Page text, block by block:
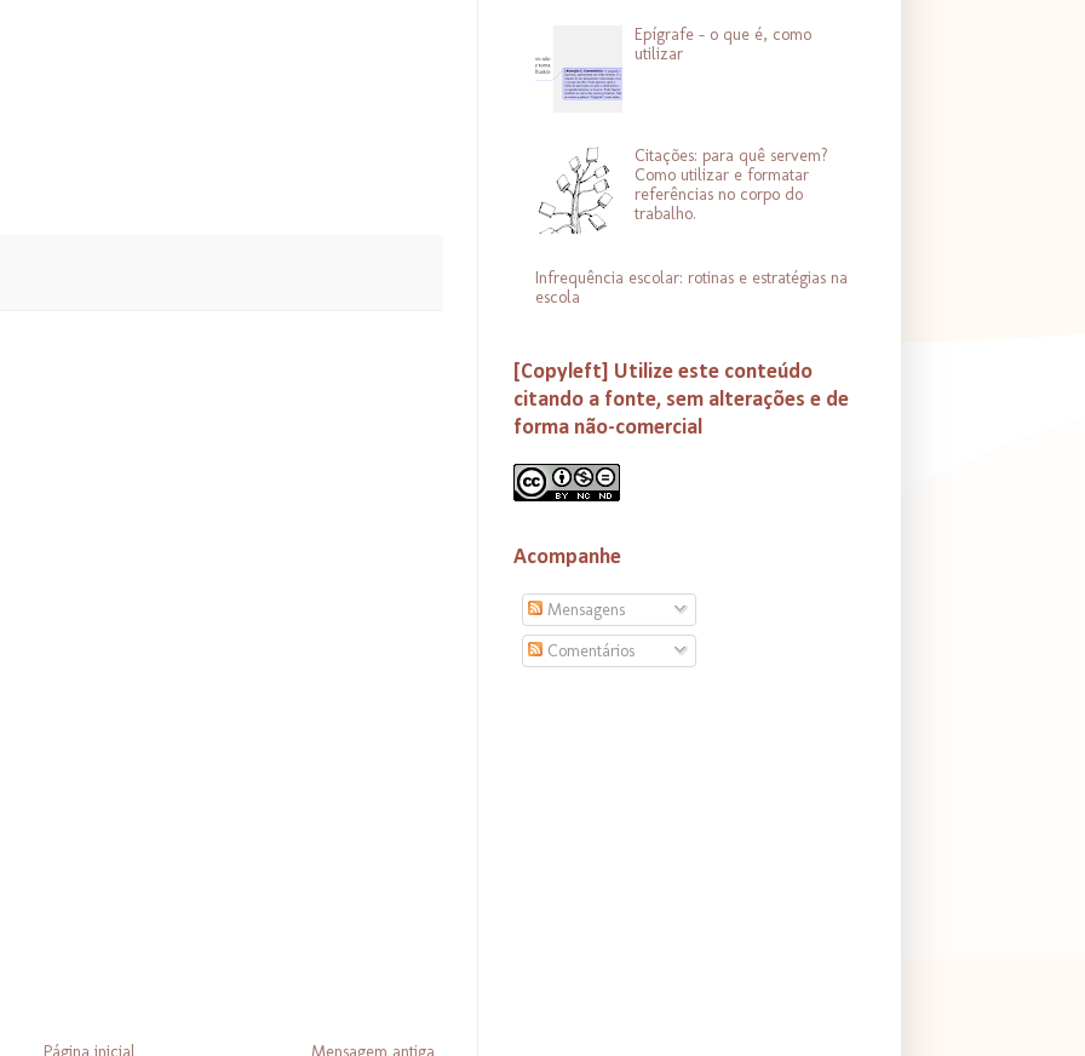
Mensagem antiga
Página inicial
Epígrafe - o que é, como
utilizar
Citações: para quê servem?
Como utilizar e formatar
referências no corpo do
trabalho.
Infrequência escolar: rotinas e estratégias na
escola
[Copyleft] Utilize este conteúdo
citando a fonte, sem alterações e de
forma não-comercial
Acompanhe
Mensagens
Comentários